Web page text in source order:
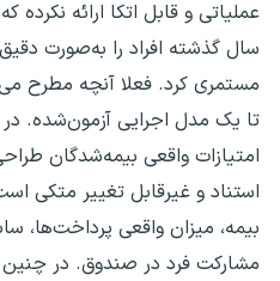
سال گذشته افراد را به‌صورت
مستمری کرد. فعلا آنچه مطرح
تا یک مدل اجرایی آزمون‌شده. در
امتیازات واقعی بیمه‌شدگان
استناد و غیرقابل تغییر متکی
بیمه، میزان واقعی پرداخت‌ها،
مشارکت فرد در صندوق. در